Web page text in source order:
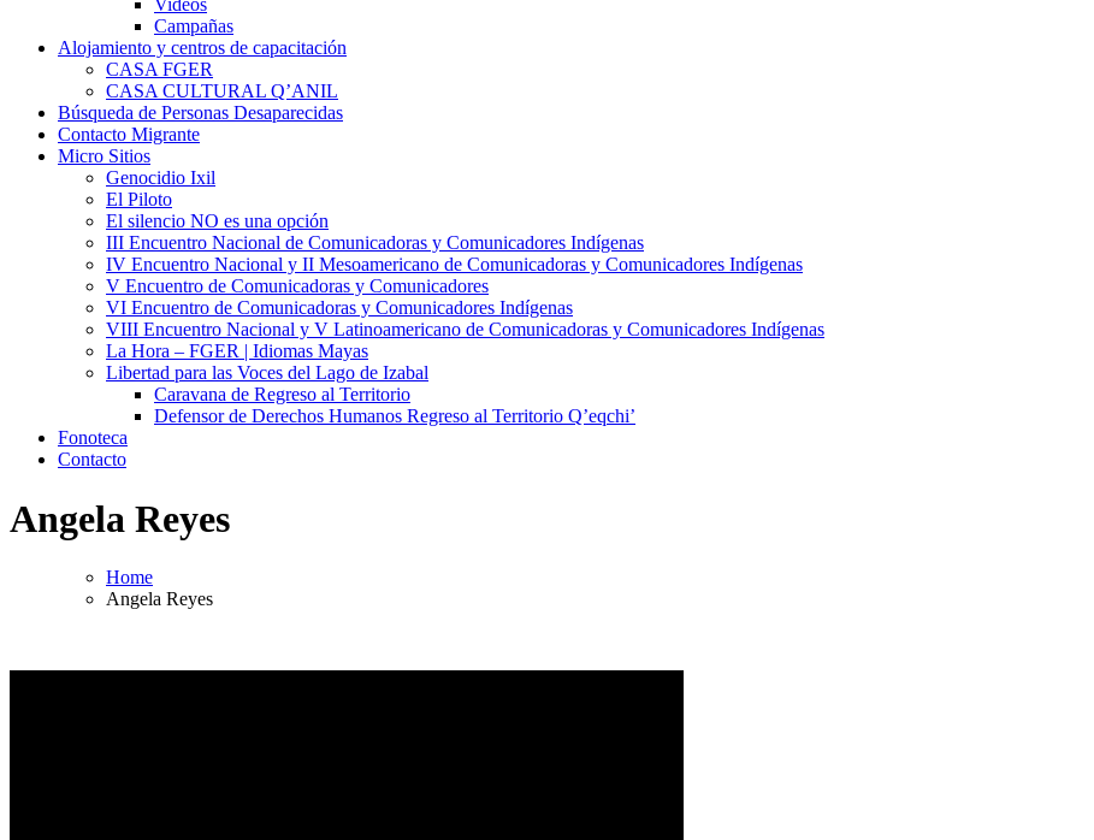
Videos
Campañas
Alojamiento y centros de capacitación
CASA FGER
CASA CULTURAL Q’ANIL
Búsqueda de Personas Desaparecidas
Contacto Migrante
Micro Sitios
Genocidio Ixil
El Piloto
El silencio NO es una opción
III Encuentro Nacional de Comunicadoras y Comunicadores Indígenas
IV Encuentro Nacional y II Mesoamericano de Comunicadoras y Comunicadores Indígenas
V Encuentro de Comunicadoras y Comunicadores
VI Encuentro de Comunicadoras y Comunicadores Indígenas
VIII Encuentro Nacional y V Latinoamericano de Comunicadoras y Comunicadores Indígenas
La Hora – FGER | Idiomas Mayas
Libertad para las Voces del Lago de Izabal
Caravana de Regreso al Territorio
Defensor de Derechos Humanos Regreso al Territorio Q’eqchi’
Fonoteca
Contacto
Angela Reyes
Home
Angela Reyes